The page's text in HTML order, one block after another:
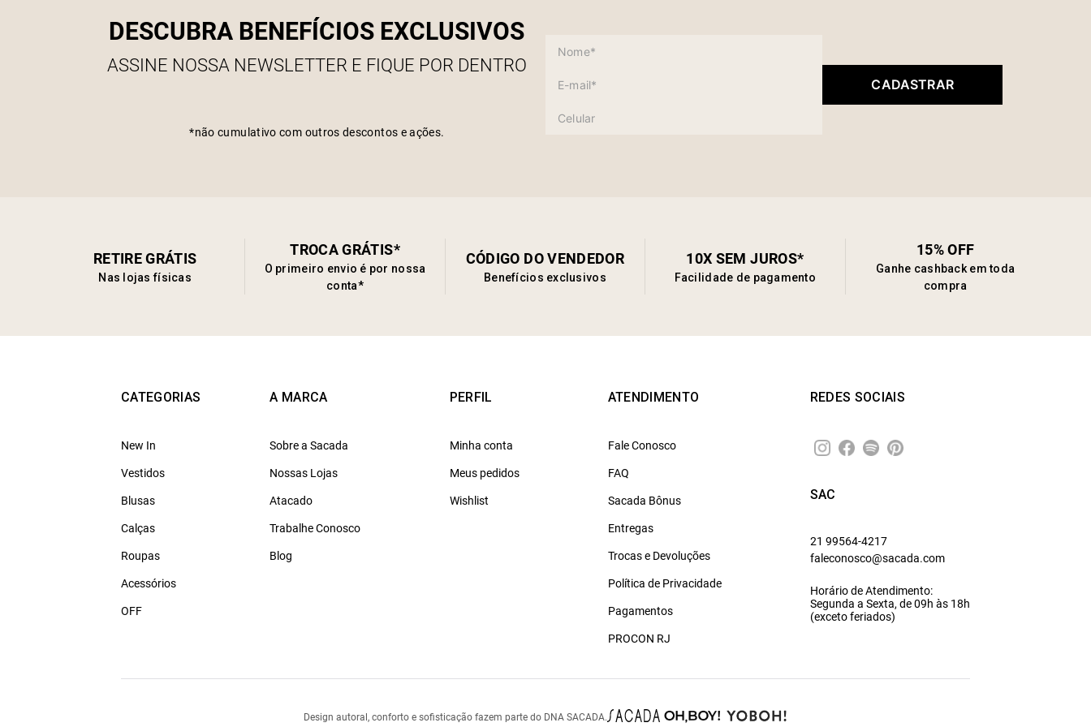
DESCUBRA BENEFÍCIOS EXCLUSIVOS
ASSINE NOSSA NEWSLETTER E FIQUE POR DENTRO
*não cumulativo com outros descontos e ações.
CADASTRAR
RETIRE GRÁTIS
Nas lojas físicas
TROCA GRÁTIS*
O primeiro envio é por nossa
conta*
CÓDIGO DO VENDEDOR
Benefícios exclusivos
10X SEM JUROS*
Facilidade de pagamento
15% OFF
Ganhe cashback em toda
compra
CATEGORIAS
New In
Vestidos
Blusas
Calças
Roupas
Acessórios
OFF
A MARCA
Sobre a Sacada
Nossas Lojas
Atacado
Trabalhe Conosco
Blog
PERFIL
Minha conta
Meus pedidos
Wishlist
ATENDIMENTO
Fale Conosco
FAQ
Sacada Bônus
Entregas
Trocas e Devoluções
Política de Privacidade
Pagamentos
PROCON RJ
REDES SOCIAIS
SAC
21 99564-4217
faleconosco@sacada.com
Horário de Atendimento:
Segunda a Sexta, de 09h às 18h
(exceto feriados)
Design autoral, conforto e sofisticação fazem parte do DNA SACADA.